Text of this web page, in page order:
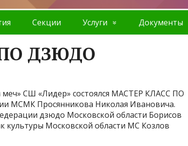
Секции Услуги Документы
ДЗЮДО
меч» СШ «Лидер» состоялся МАСТЕР КЛАСС ПО
МСМК Просянникова Николая Ивановича.
дзюдо Московской области Борисов
культуры Московской области МС Козлов